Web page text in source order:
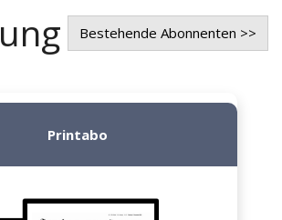
Bestehende Abonnenten >>
Printabo